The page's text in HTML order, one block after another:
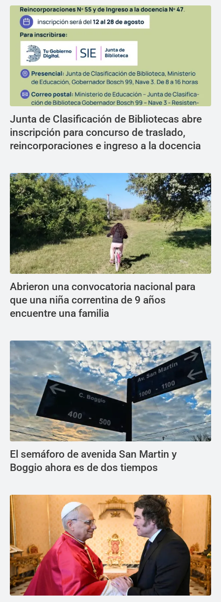
Junta de Clasificación de Bibliotecas abre
inscripción para concurso de traslado,
reincorporaciones e ingreso a la docencia
Abrieron una convocatoria nacional para
que una niña correntina de 9 años
encuentre una familia
El semáforo de avenida San Martin y
Boggio ahora es de dos tiempos